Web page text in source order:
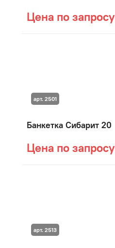
Цена по запросу
Банкетка Сибарит 20
Цена по запросу
арт. 2501
арт. 2513